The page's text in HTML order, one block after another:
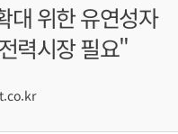
대 위한 유연성자
력시장 필요"